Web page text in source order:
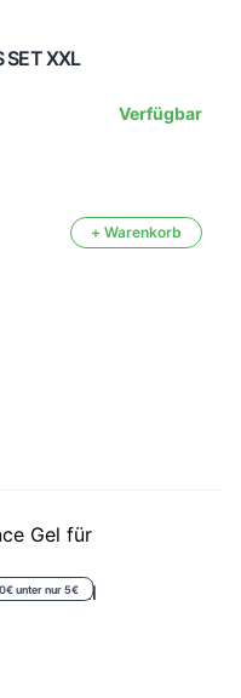
SET XXL
Verfügbar
+ Warenkorb
unter nur 5€